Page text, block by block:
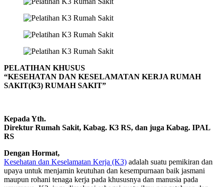
PELATIHAN KHUSUS
“KESEHATAN DAN KESELAMATAN KERJA RUMAH
SAKIT(K3) RUMAH SAKIT”
Kepada Yth.
Direktur Rumah Sakit, Kabag. K3 RS, dan juga Kabag. IPAL
RS
Dengan Hormat,
Kesehatan dan Keselamatan Kerja (K3) adalah suatu pemikiran dan
upaya untuk menjamin keutuhan dan kesempurnaan baik jasmani
maupun rohani tenaga kerja pada khususnya dan manusia pada